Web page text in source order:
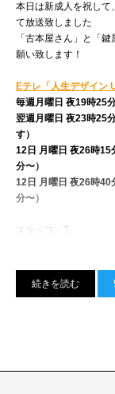
本日は新成人を祝し
て放送致しました
「古本屋さん」と「
願い致します！
Eテレ「人生デザイン
毎週月曜日 夜19時25
翌週月曜日 夜23時25
す）
12日 月曜日 夜26時
分〜）
12日 月曜日 夜26時
分〜）
スタッフ・T